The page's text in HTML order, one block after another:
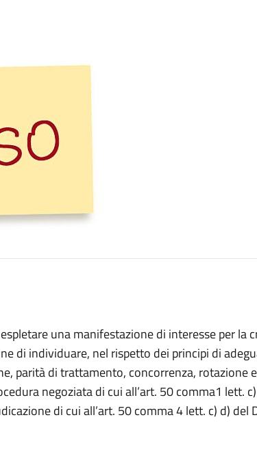
una manifestazione di interesse per la
di individuare, nel rispetto dei principi di
parità di trattamento, concorrenza, rotazione
negoziata di cui all’art. 50 comma1 lett.
di cui all’art. 50 comma 4 lett. c) d) del